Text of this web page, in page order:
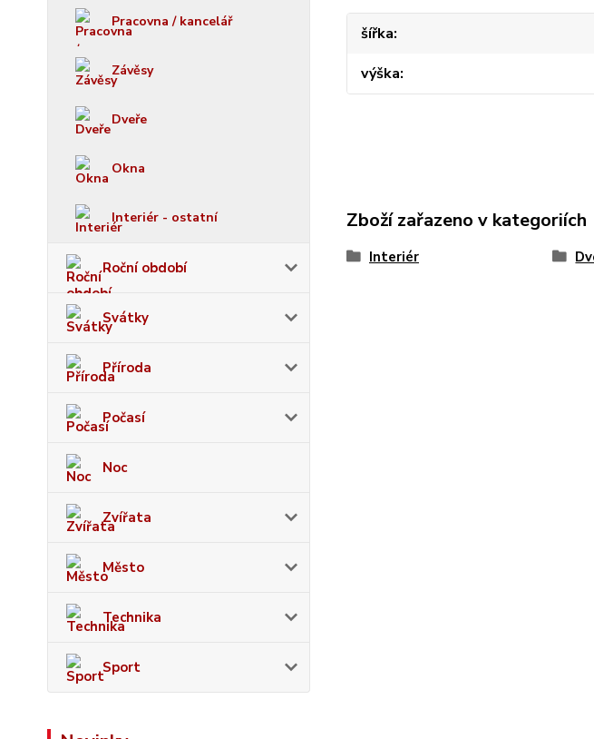
Pracovna / kancelář
Závěsy
Dveře
Okna
Interiér - ostatní
Roční období
Svátky
Příroda
Počasí
Noc
Zvířata
Město
Technika
Sport
šířka
výška
Zboží zařazeno v kategoriích
Interiér